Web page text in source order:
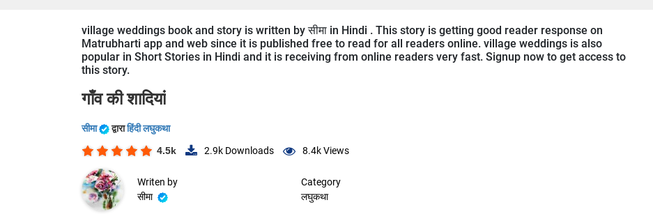
village weddings book and story is written by सीमा in Hindi . This story is getting good reader response on
Matrubharti app and web since it is published free to read for all readers online. village weddings is also
popular in Short Stories in Hindi and it is receiving from online readers very fast. Signup now to get access to
this story.
गाँव की शादियां
सीमा द्वाराहिंदी लघुकथा
4.5k 2.9k Downloads 8.4kViews
Writen by
सीमा
Category
लघुकथा